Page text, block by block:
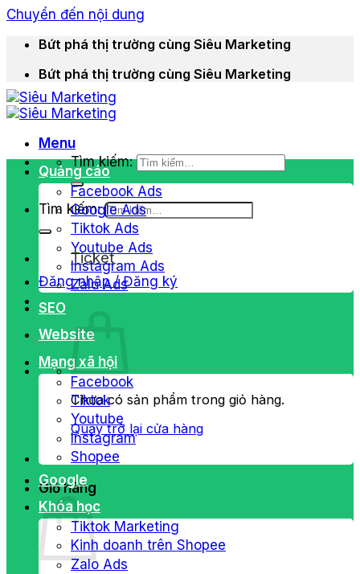
Chuyển đến nội dung
Bứt phá thị trường cùng Siêu Marketing
Bứt phá thị trường cùng Siêu Marketing
Menu
Tìm kiếm:
Tìm kiếm:
Ticket
Đăng nhập / Đăng ký
Chưa có sản phẩm trong giỏ hàng.
Quay trở lại cửa hàng
Giỏ hàng
Quảng cáo
Facebook Ads
Google Ads
Tiktok Ads
Youtube Ads
Instagram Ads
Zalo Ads
SEO
Website
Mạng xã hội
Facebook
Tiktok
Youtube
Instagram
Shopee
Google
Khóa học
Tiktok Marketing
Kinh doanh trên Shopee
Zalo Ads